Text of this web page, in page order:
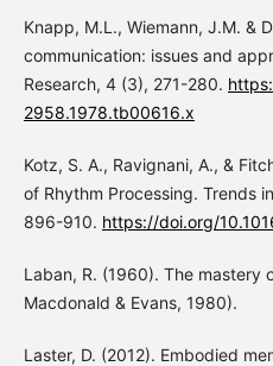
Knapp, M.L., Wiemann, J.M. &
communication: issues and
Research, 4 (3), 271-280.
2958.1978.tb00616.x
Kotz, S. A., Ravignani, A., &
of Rhythm Processing. Trends
896-910. https://doi.org/
Laban, R. (1960). The mastery
Macdonald & Evans, 1980).
Laster, D. (2012). Embodied